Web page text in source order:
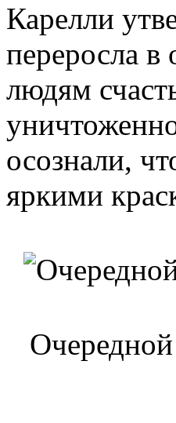
Карелли
переросла
людям
осознали,
яркими